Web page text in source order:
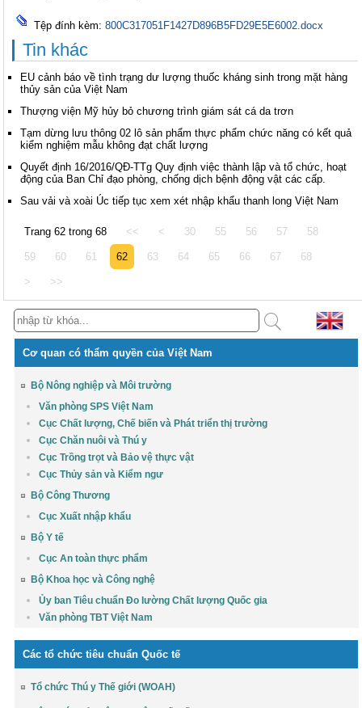
Tệp đính kèm: 800C317051F1427D896B5FD29E5E6002.docx
Tin khác
EU cảnh báo về tình trạng dư lượng thuốc kháng sinh trong mặt hàng
thủy sản của Việt Nam
Thượng viện Mỹ hủy bỏ chương trình giám sát cá da trơn
Tạm dừng lưu thông 02 lô sản phẩm thực phẩm chức năng có kết quả
kiểm nghiệm mẫu không đạt chất lượng
Quyết định 16/2016/QĐ-TTg Quy định việc thành lập và tổ chức, hoạt
động của Ban Chỉ đạo phòng, chống dịch bệnh động vật các cấp.
Sau vải và xoài Úc tiếp tục xem xét nhập khẩu thanh long Việt Nam
Trang 62 trong 68 << < 30 55 56 57 58
59 60 61 62 63 64 65 66 67 68
> >>
Cơ quan có thẩm quyền của Việt Nam
Bộ Nông nghiệp và Môi trường
Văn phòng SPS Việt Nam
Cục Chất lượng, Chế biến và Phát triển thị trường
Cục Chăn nuôi và Thú y
Cục Trồng trọt và Bảo vệ thực vật
Cục Thủy sản và Kiểm ngư
Bộ Công Thương
Cục Xuất nhập khẩu
Bộ Y tế
Cục An toàn thực phẩm
Bộ Khoa học và Công nghệ
Ủy ban Tiêu chuẩn Đo lường Chất lượng Quốc gia
Văn phòng TBT Việt Nam
Các tổ chức tiêu chuẩn Quốc tế
Tổ chức Thú y Thế giới (WOAH)